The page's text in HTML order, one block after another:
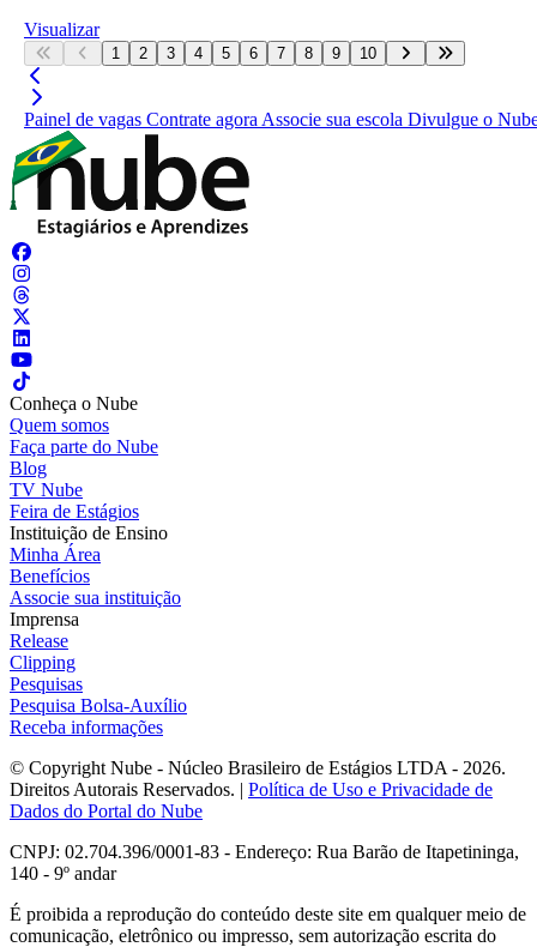
Visualizar
1 2 3 4 5 6 7 8 9 10
Painel de vagas Contrate agora Associe sua escola Divulgue o
Conheça o Nube
Quem somos
Faça parte do Nube
Blog
TV Nube
Feira de Estágios
Instituição de Ensino
Minha Área
Benefícios
Associe sua instituição
Imprensa
Release
Clipping
Pesquisas
Pesquisa Bolsa-Auxílio
Receba informações
© Copyright Nube - Núcleo Brasileiro de Estágios LTDA - 2026.
Direitos Autorais Reservados. | Política de Uso e Privacidade de
Dados do Portal do Nube
CNPJ: 02.704.396/0001-83 - Endereço: Rua Barão de Itapetininga,
140 - 9º andar
É proibida a reprodução do conteúdo deste site em qualquer meio de
comunicação, eletrônico ou impresso, sem autorização escrita do